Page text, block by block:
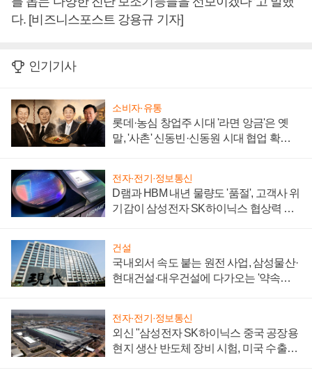
다. [비즈니스포스트 강용규 기자]
인기기사
소비자·유통
롯데·농심 창업주 시대 '라면 앙금'은 옛
말, '사촌' 신동빈·신동원 시대 협업 확대
전자·전기·정보통신
D램과 HBM 내년 물량도 '품절', 고객사 위
기감이 삼성전자 SK하이닉스 협상력 더
건설
국내외서 속도 붙는 원전 사업, 삼성물산·
현대건설·대우건설에 다가오는 '약속의
전자·전기·정보통신
외신 "삼성전자 SK하이닉스 중국 공장용
현지 생산 반도체 장비 시험, 미국 수출통